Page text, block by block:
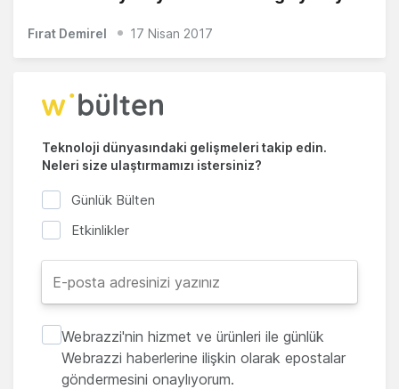
Fırat Demirel 17 Nisan 2017
Teknoloji dünyasındaki gelişmeleri takip edin.
Neleri size ulaştırmamızı istersiniz?
Günlük Bülten
Etkinlikler
Webrazzi'nin hizmet ve ürünleri ile günlük
Webrazzi haberlerine ilişkin olarak epostalar
göndermesini onaylıyorum.